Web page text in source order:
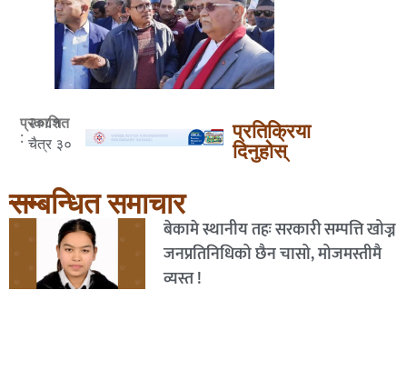
प्रकाशित
:
२०८१
चैत्र ३०
प्रतिक्रिया
दिनुहोस्
सम्बन्धित समाचार
बेकामे स्थानीय तहः सरकारी सम्पत्ति खोज्न
जनप्रतिनिधिको छैन चासो, मोजमस्तीमै
व्यस्त !